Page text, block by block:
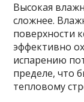
Высокая
сложнее.
поверхности
эффективно
испарению
пределе, что
тепловому